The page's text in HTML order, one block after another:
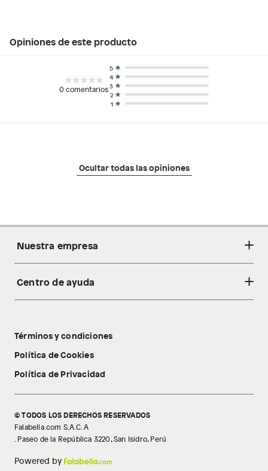
Opiniones de este producto
0comentarios
1
2
3
4
5
Ocultar todas las opiniones
Nuestra empresa
Acerca de nosotros
Tecnología Pillow Walk
Centro de ayuda
Libro de reclamaciones
Términos y condiciones
Política de Cookies
Política de Privacidad
© TODOS LOS DERECHOS RESERVADOS
Falabella.com S.A.C. A
. Paseo de la República 3220, San Isidro, Perú
Powered by